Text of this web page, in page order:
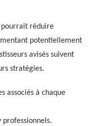
pourrait réduire
potentiellement
avisés suivent
stratégies.
associés à chaque
professionnels.